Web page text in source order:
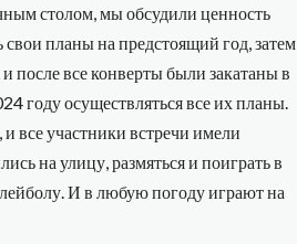
столом, мы обсудили ценность
свои планы на предстоящий год, затем
после все конверты были закатаны в
году осуществляться все их планы.
все участники встречи имели
на улицу, размяться и поиграть в
И в любую погоду играют на